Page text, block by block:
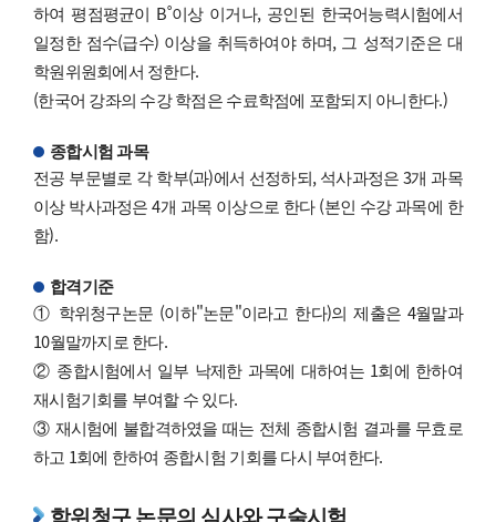
하여 평점평균이 B˚이상 이거나, 공인된 한국어능력시험에서
일정한 점수(급수) 이상을 취득하여야 하며, 그 성적기준은 대
학원위원회에서 정한다.
(한국어 강좌의 수강 학점은 수료학점에 포함되지 아니한다.)
종합시험 과목
전공 부문별로 각 학부(과)에서 선정하되, 석사과정은 3개 과목
이상 박사과정은 4개 과목 이상으로 한다 (본인 수강 과목에 한
함).
합격기준
① 학위청구논문 (이하"논문"이라고 한다)의 제출은 4월말과
10월말까지로 한다.
② 종합시험에서 일부 낙제한 과목에 대하여는 1회에 한하여
재시험기회를 부여할 수 있다.
③ 재시험에 불합격하였을 때는 전체 종합시험 결과를 무효로
하고 1회에 한하여 종합시험 기회를 다시 부여한다.
학위청구 논문의 심사와 구술시험